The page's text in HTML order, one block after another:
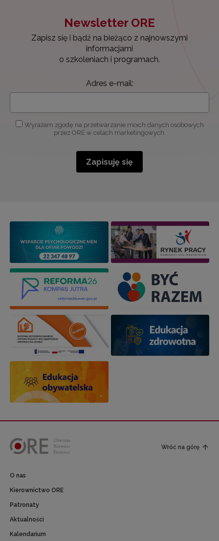
Newsletter ORE
Zapisz się i bądź na bieżąco z najnowszymi
informacjami
o szkoleniach i programach.
Adres e-mail:
Wyrażam zgodę na przetwarzanie moich danych osobowych
przez ORE w celach marketingowych.
Zapisuję się
Wróć na górę
O nas
Kierownictwo ORE
Patronaty
Aktualności
Kalendarium